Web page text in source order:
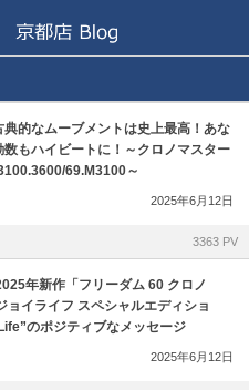
典的なムーブメントは史上最高！あな
数もハイビートに！～クロノマスター
69.M3100～
2025年6月12日
3363 PV
年新作「フリーダム 60 クロノ
ョイライフ スペシャルエディショ
のポジティブなメッセージ
2025年6月12日